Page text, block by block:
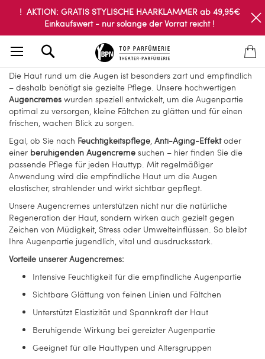
! AKTION: GRATIS STYLISCHE HAARKLAMMER ab 49,95€
Einkaufswert - nur solange der Vorrat reicht !
Die Haut rund um die Augen ist besonders zart und empfindlich
– deshalb benötigt sie gezielte Pflege. Unsere hochwertigen
Augencremes wurden speziell entwickelt, um die Augenpartie
optimal zu versorgen, kleine Fältchen zu glätten und für einen
frischen, wachen Blick zu sorgen.
Egal, ob Sie nach Feuchtigkeitspflege, Anti-Aging-Effektoder
einer beruhigenden Augencreme suchen – hier finden Sie die
passende Pflege für jeden Hauttyp. Mit regelmäßiger
Anwendung wird die empfindliche Haut um die Augen
elastischer, strahlender und wirkt sichtbar gepflegt.
Unsere Augencremes unterstützen nicht nur die natürliche
Regeneration der Haut, sondern wirken auch gezielt gegen
Zeichen von Müdigkeit, Stress oder Umwelteinflüssen. So bleibt
Ihre Augenpartie jugendlich, vital und ausdrucksstark.
Vorteile unserer Augencremes:
Intensive Feuchtigkeit für die empfindliche Augenpartie
Sichtbare Glättung von feinen Linien und Fältchen
Unterstützt Elastizität und Spannkraft der Haut
Beruhigende Wirkung bei gereizter Augenpartie
Geeignet für alle Hauttypen und Altersgruppen